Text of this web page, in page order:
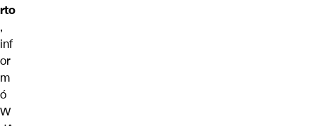
rto
,
inf
or
m
ó
W